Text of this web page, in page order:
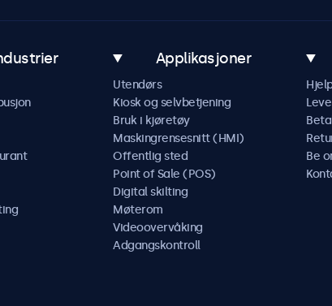
Applikasjoner
Utendørs
Kiosk og selvbetjening
Bruk i kjøretøy
Maskingrensesnitt (HMI)
Offentlig sted
Point of Sale (POS)
Digital skilting
Møterom
Videoovervåking
Adgangskontroll
Be